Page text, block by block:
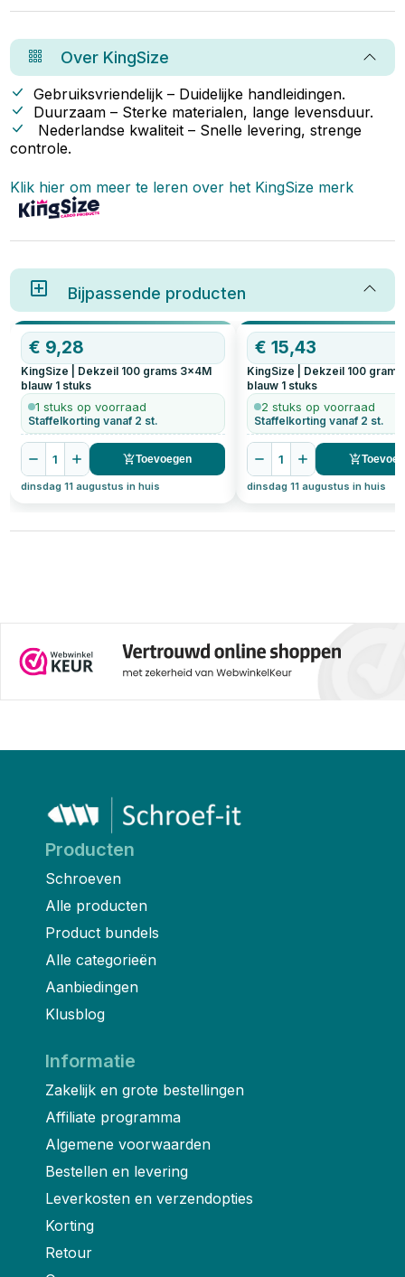
moet letten bij de aanschaf van
een afdekzeil, waarvoor je
afdekzeilen kunt gebruiken én
wat het betekent als er ‘gram per
m² op het label staat.
Over KingSize
Gebruiksvriendelijk – Duidelijke handleidingen.
Duurzaam – Sterke materialen, lange levensduur.
Nederlandse kwaliteit – Snelle levering, strenge
controle.
Klik hier om meer te leren over het KingSize merk
Bijpassende producten
€ 9,28
KingSize | Dekzeil 100 grams 3x4M
blauw 1 stuks
1 stuks op voorraad
Staffelkorting vanaf 2 st.
1 Toevoegen
dinsdag 11 augustus in huis
€15,43
KingSize | Dekzeil 100
blauw 1 stuks
2 stuks op voorraad
Staffelkorting vanaf 2 st.
1
dinsdag 11 augustus in huis
Producten
Schroeven
Alle producten
Product bundels
Alle categorieën
Aanbiedingen
Klusblog
Informatie
Zakelijk en grote bestellingen
Affiliate programma
Algemene voorwaarden
Bestellen en levering
Leverkosten en verzendopties
Korting
Retour